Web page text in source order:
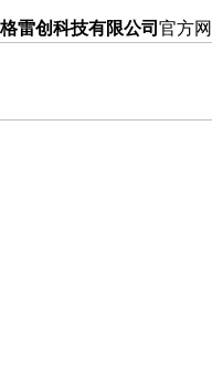
雷创科技有限公司 官方